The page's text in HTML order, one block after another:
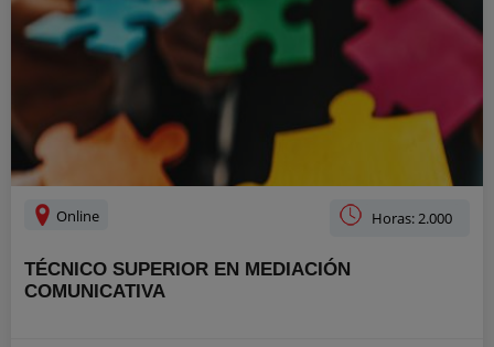
Online Horas: 2.000
TÉCNICO SUPERIOR EN MEDIACIÓN
COMUNICATIVA